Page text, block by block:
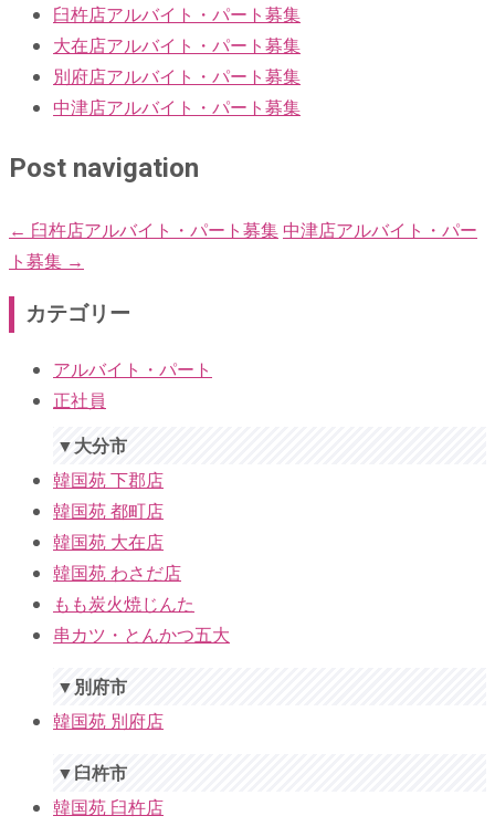
臼杵店アルバイト・パート募集
大在店アルバイト・パート募集
別府店アルバイト・パート募集
中津店アルバイト・パート募集
Post navigation
← 臼杵店アルバイト・パート募集 中津店アルバイト・パー
ト募集 →
カテゴリー
アルバイト・パート
正社員
▼大分市
韓国苑 下郡店
韓国苑 都町店
韓国苑 大在店
韓国苑 わさだ店
もも炭火焼じんた
串カツ・とんかつ五大
▼別府市
韓国苑 別府店
▼臼杵市
韓国苑 臼杵店